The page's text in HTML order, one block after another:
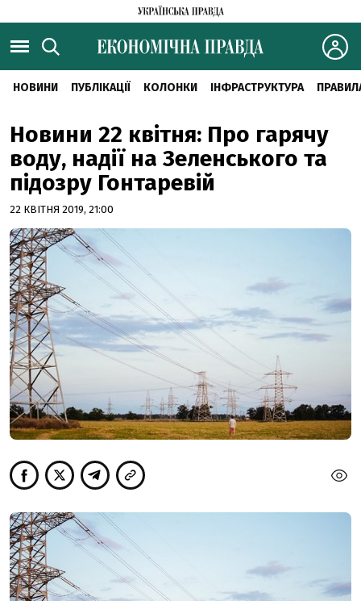
НОВИНИ ПУБЛІКАЦІЇ КОЛОНКИ ІНФРАСТРУКТУРА
Новини 22 квітня: Про гарячу
воду, надії на Зеленського та
підозру Гонтаревій
22 КВІТНЯ 2019, 21:00